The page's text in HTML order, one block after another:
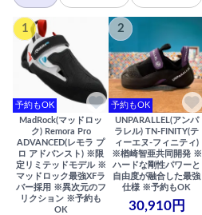
1
予約もOK
MadRock(マッドロッ
ク) Remora Pro
ADVANCED(レモラ プ
ロ アドバンスト) ※限
定リミテッドモデル ※
マッドロック最強XFラ
バー採用 ※異次元のフ
リクション ※予約も
OK
2
予約もOK
UNPARALLEL(アンパ
ラレル) TN-FINITY(テ
ィーエヌ-フィニティ)
※楢崎智亜共同開発 ※
ハードな剛性パワーと
自由度が融合した最強
仕様 ※予約もOK
30,910円